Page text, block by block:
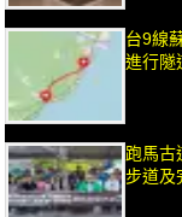
台9線
進行隧
跑馬古
步道及